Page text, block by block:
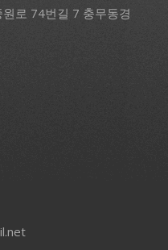
로 74번길 7 충무동경